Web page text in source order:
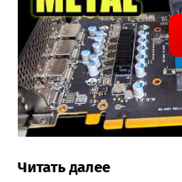
Читать далее